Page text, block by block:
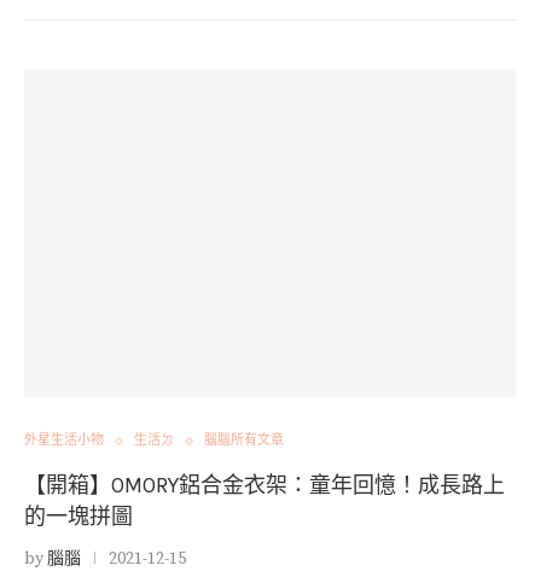
外星生活小物 生活ㄉ 腦腦所有文章
【開箱】OMORY鋁合金衣架：童年回憶！成長路上
的一塊拼圖
by腦腦 2021-12-15